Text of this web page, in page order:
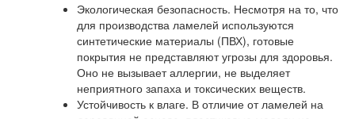
Экологическая безопасность. Несмотря на то, что
для производства ламелей используются
синтетические материалы (ПВХ), готовые
покрытия не представляют угрозы для здоровья.
Оно не вызывает аллергии, не выделяет
неприятного запаха и токсических веществ.
Устойчивость к влаге. В отличие от ламелей на